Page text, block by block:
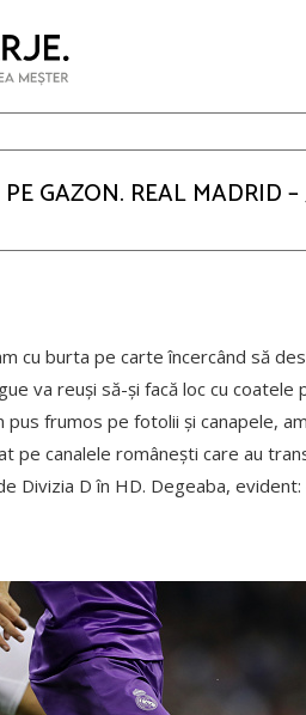
GAZON. REAL MADRID
cu burta pe carte încercând să
va reuși să-și facă loc cu coatele
pus frumos pe fotolii și canapele,
pe canalele românești care au
Divizia D în HD. Degeaba,